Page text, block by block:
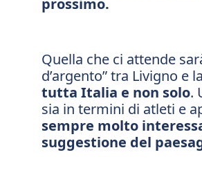
prossimo.
Quella che ci attende
d’argento” tra Livigno
tutta Italia e non solo.
sia in termini di atleti e
sempre molto
suggestione del